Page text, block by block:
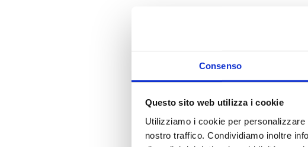
Consenso
Questo sito web utilizza i cookie
Utilizziamo i cookie per
nostro traffico. Condividiamo inoltre
il